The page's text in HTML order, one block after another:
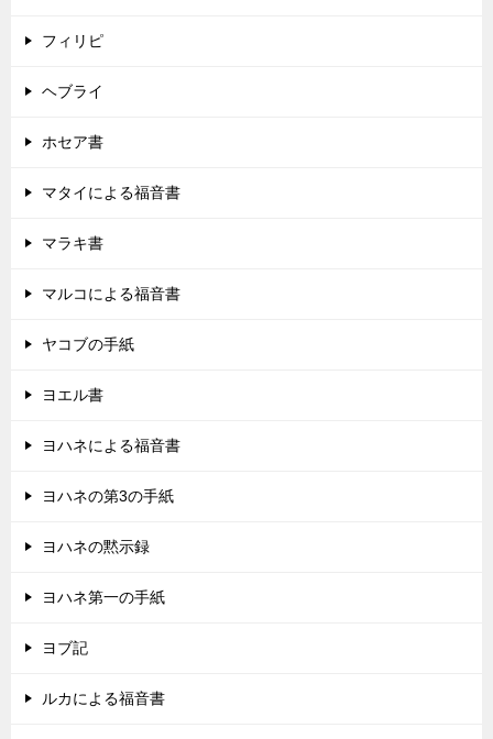
フィリピ
ヘブライ
ホセア書
マタイによる福音書
マラキ書
マルコによる福音書
ヤコブの手紙
ヨエル書
ヨハネによる福音書
ヨハネの第3の手紙
ヨハネの黙示録
ヨハネ第一の手紙
ヨブ記
ルカによる福音書